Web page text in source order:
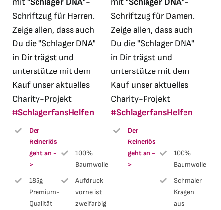
mit "Schlager DNA"-
Schriftzug für Herren.
Zeige allen, dass auch
Du die "Schlager DNA"
in Dir trägst und
unterstütze mit dem
Kauf unser aktuelles
Charity-Projekt
#SchlagerfansHelfen
Der
Reinerlös
geht an -
>
100%
Baumwolle
185g
Premium-
Qualität
Aufdruck
vorne ist
zweifarbig
mit "Schlager DNA"-
Schriftzug für Damen.
Zeige allen, dass auch
Du die "Schlager DNA"
in Dir trägst und
unterstütze mit dem
Kauf unser aktuelles
Charity-Projekt
#SchlagerfansHelfen
Der
Reinerlös
geht an -
>
100%
Baumwolle
Schmaler
Kragen
aus